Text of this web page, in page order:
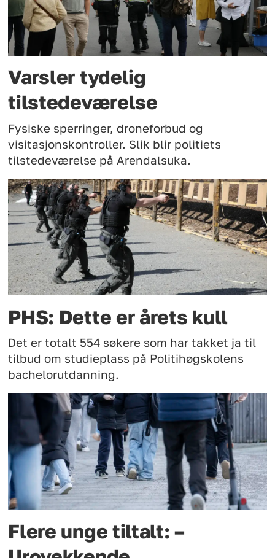
Varsler tydelig
tilstedeværelse
Fysiske sperringer, droneforbud og
visitasjonskontroller. Slik blir politiets
tilstedeværelse på Arendalsuka.
PHS: Dette er årets kull
Det er totalt 554 søkere som har takket ja til
tilbud om studieplass på Politihøgskolens
bachelorutdanning.
Flere unge tiltalt: –